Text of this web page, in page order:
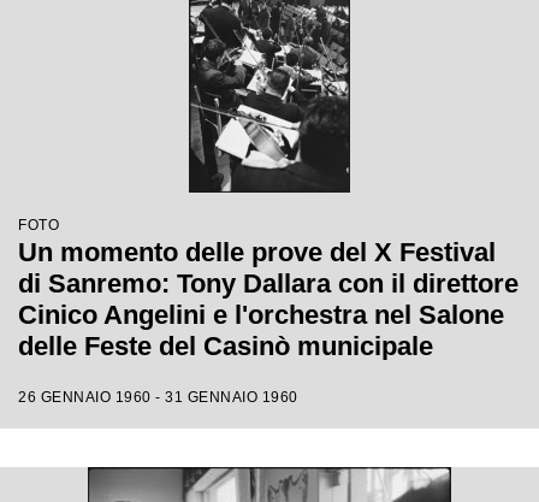
FOTO
Un momento delle prove del X Festival
di Sanremo: Tony Dallara con il direttore
Cinico Angelini e l'orchestra nel Salone
delle Feste del Casinò municipale
26 GENNAIO 1960 - 31 GENNAIO 1960